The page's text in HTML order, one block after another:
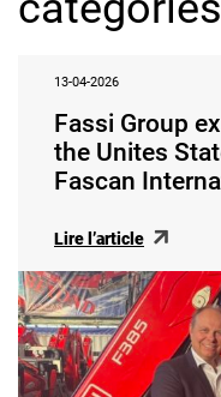
13-04-2026
Fassi Group
the Unites
Fascan
Lire l’article